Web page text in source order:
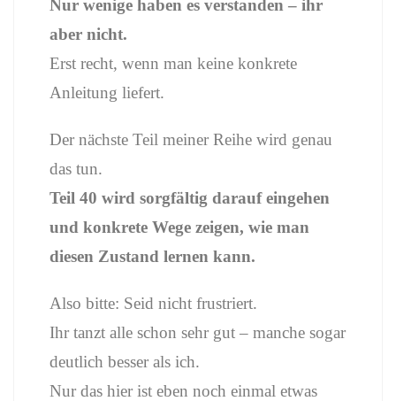
Nur wenige haben es verstanden – ihr
aber nicht.
Erst recht, wenn man keine konkrete
Anleitung liefert.
Der nächste Teil meiner Reihe wird genau
das tun.
Teil 40 wird sorgfältig darauf eingehen
und konkrete Wege zeigen, wie man
diesen Zustand lernen kann.
Also bitte: Seid nicht frustriert.
Ihr tanzt alle schon sehr gut – manche sogar
deutlich besser als ich.
Nur das hier ist eben noch einmal etwas